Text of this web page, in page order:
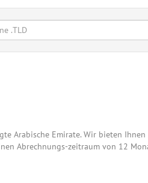
Arabische Emirate. Wir bieten
Abrechnungs-zeitraum von 12